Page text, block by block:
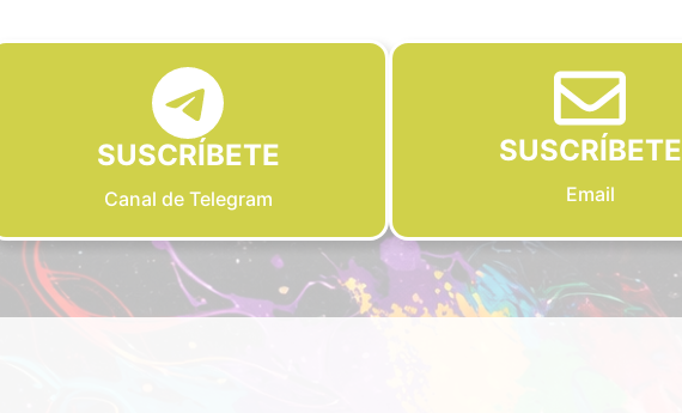
SUSCRÍBETE
Canal de Telegram
SUSCRÍBETE
Email